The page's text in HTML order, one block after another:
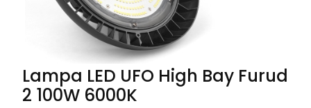
Lampa LED UFO High Bay Furud
2 100W 6000K